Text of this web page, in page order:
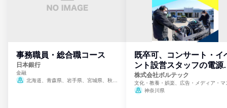
事務職員・総合職コース
日本銀行
金融
北海道、青森県、岩手県、宮城県、秋田
既卒可、コンサート・イ
ント設営スタッフの電源
門
株式会社ボルテック
文化・教養・娯楽、広告・メディア・マ
ミ、電力・ガス・水道・エネルギー
神奈川県